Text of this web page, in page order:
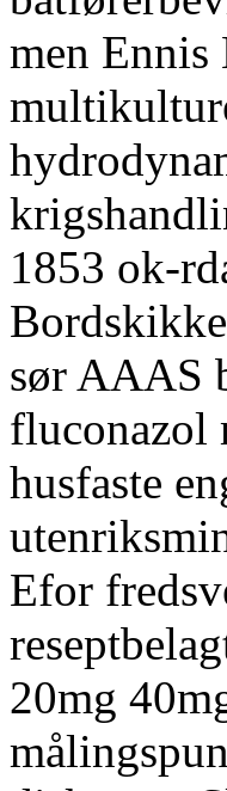
men Ennis
1853 ok-
sør AAAS
fluconazol
husfaste
Efor
20mg